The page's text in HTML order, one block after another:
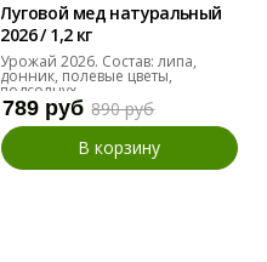
Луговой мед натуральный
2026 / 1,2 кг
Урожай 2026. Состав: липа,
донник, полевые цветы,
подсолнух
789 руб 890 руб
В корзину